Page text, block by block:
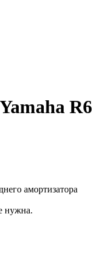
R6
амортизатора
нужна.